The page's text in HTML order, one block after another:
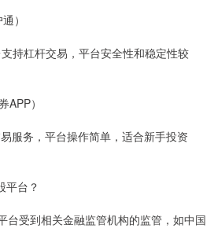
）
持杠杆交易，平台安全性和稳定性较
）
服务，平台操作简单，适合新手投资
平台？
台受到相关金融监管机构的监管，如中国